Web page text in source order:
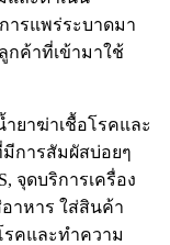
ารแพร่ระบาดมา
กค้าที่เข้ามาใช้
ยาฆ่าเชื้อโรคและ
การสัมผัสบ่อยๆ
จุดบริการเครื่อง
าหาร ใส่สินค้า
รคและทำความ